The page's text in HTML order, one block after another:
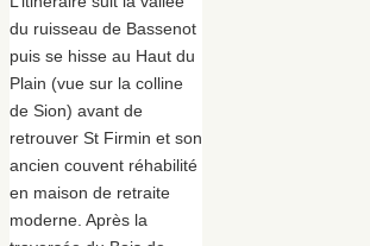
du ruisseau de Bassenot
puis se hisse au Haut du
Plain (vue sur la colline
de Sion) avant de
retrouver St Firmin et son
ancien couvent réhabilité
en maison de retraite
moderne. Après la